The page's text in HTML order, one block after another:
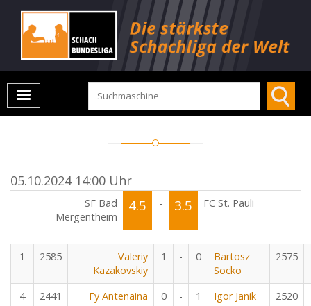
05.10.2024 14:00 Uhr
SF Bad
Mergentheim
4.5 - 3.5 FC St. Pauli
1 2585
Valeriy
Kazakovskiy
1 - 0
Bartosz
Socko
2575
4 2441
Fy Antenaina
0 - 1 Igor Janik 2520